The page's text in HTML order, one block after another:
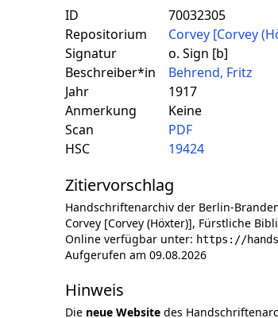
ID
70032305
Repositorium
Corvey [Corvey
Signatur
o. Sign [b]
Beschreiber*in
Behrend, Fritz
Jahr
1917
Anmerkung
Keine
Scan
PDF
HSC
19424
Zitiervorschlag
Handschriftenarchiv der Berlin-
Corvey [Corvey (Höxter)], Fürstliche
Online verfügbar unter: https://
Aufgerufen am 09.08.2026
Hinweis
Die neue Website des